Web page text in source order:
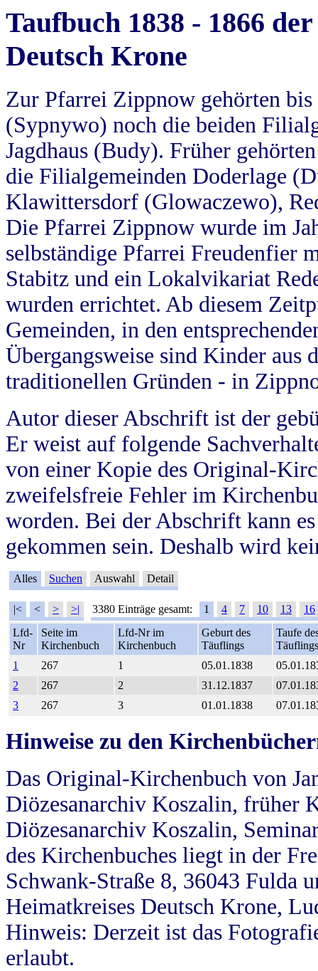
Taufbuch 1838 - 1866
Deutsch Krone
Zur Pfarrei Zippnow gehörten
(Sypnywo) noch die beiden
Jagdhaus (Budy). Früher
die Filialgemeinden Doderlage
Klawittersdorf (Glowaczewo),
Die Pfarrei Zippnow wurde im
selbständige Pfarrei Freudenfier
Stabitz und ein Lokalvikariat
wurden errichtet. Ab diesem
Gemeinden, in den
Übergangsweise sind Kinder aus
traditionellen Gründen - in
Autor dieser Abschrift ist der
Er weist auf folgende
von einer Kopie des Original-
zweifelsfreie Fehler im
worden. Bei der Abschrift kann
gekommen sein. Deshalb wird
Alles Suchen Auswahl Detail
|< < > >| 3380 Einträge gesamt: 1 4 7 10 13
16
Lfd-
Nr
Seite im
Kirchenbuch
Lfd-Nr im
Kirchenbuch
Geburt des
Täuflings
Taufe
Täuflings
1
267 1 05.01.1838
2
267 2 31.12.1837
3
267 3 01.01.1838
Hinweise zu den
Das Original-Kirchenbuch von
Diözesanarchiv Koszalin, früher
Diözesanarchiv Koszalin,
des Kirchenbuches liegt in der
Schwank-Straße 8, 36043 Fulda
Heimatkreises Deutsch Krone,
Hinweis: Derzeit ist das
erlaubt.